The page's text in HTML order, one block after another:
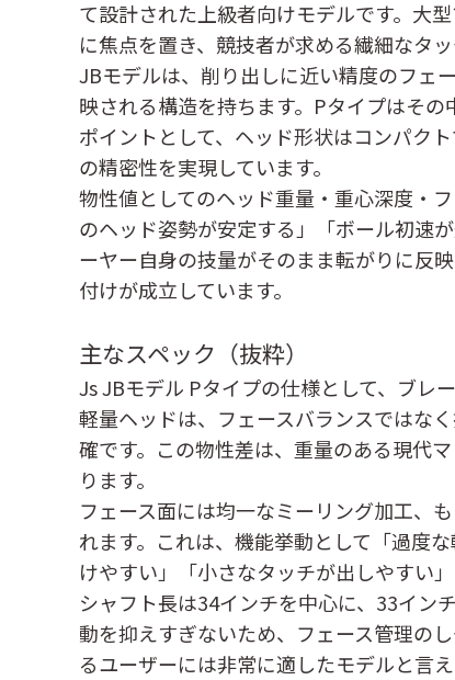
て設計された上級者向けモデルです。大
に焦点を置き、競技者が求める繊細なタ
JBモデルは、削り出しに近い精度のフェ
映される構造を持ちます。Pタイプはそ
ポイントとして、ヘッド形状はコンパク
の精密性を実現しています。
物性値としてのヘッド重量・重心深度・
のヘッド姿勢が安定する」「ボール初速
ーヤー自身の技量がそのまま転がりに反
付けが成立しています。
主なスペック（抜粋）
Js JBモデル Pタイプの仕様として、ブレ
軽量ヘッドは、フェースバランスではな
確です。この物性差は、重量のある現代
ります。
フェース面には均一なミーリング加工、
れます。これは、機能挙動として「過度
けやすい」「小さなタッチが出しやすい
シャフト長は34インチを中心に、33イン
動を抑えすぎないため、フェース管理の
るユーザーには非常に適したモデルと言え